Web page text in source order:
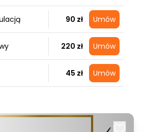
90 zł Umów
220 zł Umów
45 zł Umów